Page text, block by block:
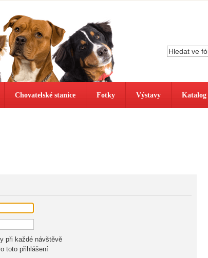
Chovatelské stanice Fotky Výstavy Katalog
při každé návštěvě
toto přihlášení